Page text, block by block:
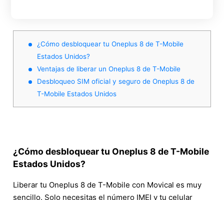
¿Cómo desbloquear tu Oneplus 8 de T-Mobile
Estados Unidos?
Ventajas de liberar un Oneplus 8 de T-Mobile
Desbloqueo SIM oficial y seguro de Oneplus 8 de
T-Mobile Estados Unidos
¿Cómo desbloquear tu Oneplus 8 de T-Mobile
Estados Unidos?
Liberar tu Oneplus 8 de T-Mobile con Movical es muy
sencillo. Solo necesitas el número IMEI y tu celular